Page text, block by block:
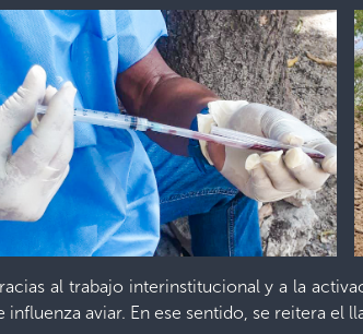
al trabajo interinstitucional y a la
influenza aviar. En ese sentido, se reitera el